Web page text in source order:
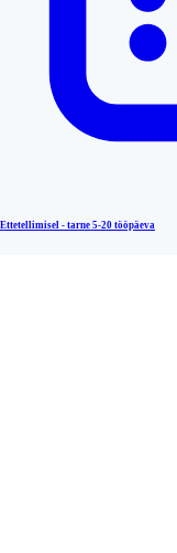
Ettetellimisel - tarne 5-20 tööpäeva